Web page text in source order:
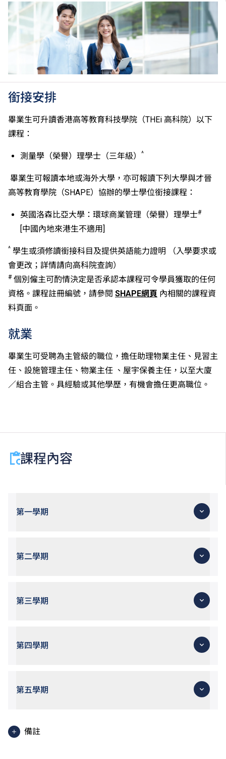
香港中學文憑考試科目成績達「第二級」／「第三
級」。 2025年或以後之法語／德語／西班牙語語言能
力水平達A2或以上、日語達N3或以上 及 韓語達TOPIK
II, 3級或以上，均被接受為一般入學條件中的五科之
一。2026年起，烏爾都語成績達E級或以上亦會被接
受。詳情請按
此處。
績，於申請入學時會被視為等同香港中學文憑考試科目
成績達「第二級」。
如五科香港中學文憑考試的其中一科為公民與社會發展
其他四個香港中學文憑考試科目（包括中國語文和英國
語文）取得第二級或以上成績。另外，數學科延伸部分
入學條件中的五科之一。如申請人同時持有單元一及單
元二成績，於申請入學時只計算成績較佳的一個單元。
以前入讀的學生須完成指定升學單元）的畢業生。
修畢職專國際文憑課程的學生，可按其BTEC及IGCSE
成績，選擇繼續於職業訓練局升讀高級文憑課程。
申請人所遞交的工作經驗及／或資歷，會經有關學系作
個別評核。
銜接安排
畢業生可升讀香港高等教育科技學院（THEi 高科院）以下
課程：
測量學（榮譽）理學士（三年級） ^
畢業生可報讀本地或海外大學，亦可報讀下列大學與才晉
高等教育學院（SHAPE）協辦的學士學位銜接課程：
英國洛森比亞大學：環球商業管理（榮譽）理學士#
[中國內地來港生不適用]
^ 學生或須修讀銜接科目及提供英語能力證明 （入學要求或
會更改；詳情請向高科院查詢）
# 個別僱主可酌情決定是否承認本課程可令學員獲取的任何
資格。課程註冊編號，請參閱 SHAPE網頁 內相關的課程資
料頁面。
就業
畢業生可受聘為主管級的職位，擔任助理物業主任、見習主
任、設施管理主任、物業主任 、屋宇保養主任，以至大廈
／組合主管。具經驗或其他學歷，有機會擔任更高職位。
課程內容
第一學期
第二學期
第三學期
第四學期
第五學期
備註